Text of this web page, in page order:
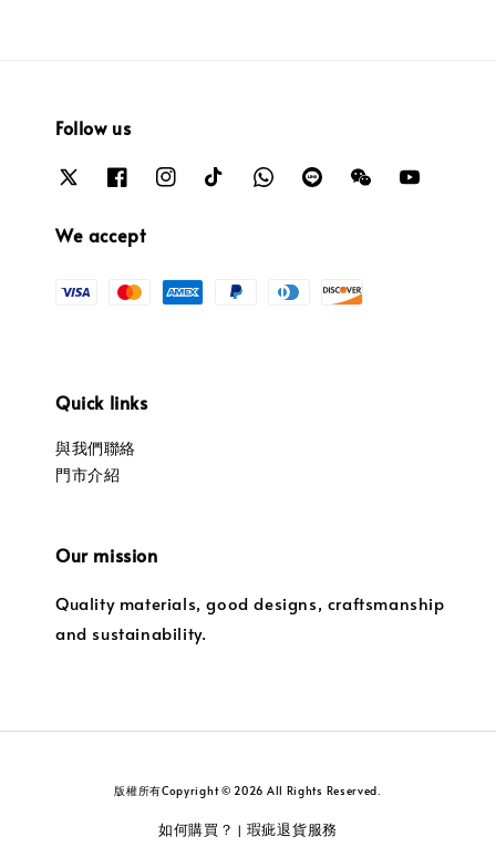
Follow us
We accept
Quick links
與我們聯絡
門市介紹
Our mission
Quality materials, good designs, craftsmanship
and sustainability.
版權所有Copyright © 2026 All Rights Reserved.
如何購買？ | 瑕疵退貨服務